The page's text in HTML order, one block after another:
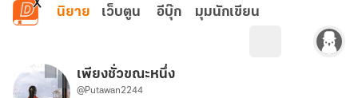
ข้ามไปยังเนื้อหาหลัก
นิยาย เว็บตูน อีบุ๊ก มุมนักเขียน
เพียงชั่วขณะหนึ่ง
@Putawan2244